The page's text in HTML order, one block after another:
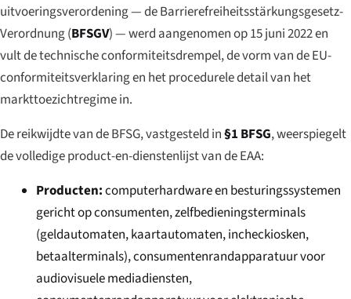
uitvoeringsverordening — deBarrierefreiheitsstärkungsgesetz-
Verordnung(BFSGV) — werd aangenomen op 15 juni 2022 en
vult de technische conformiteitsdrempel, de vorm van de EU-
conformiteitsverklaring en het procedurele detail van het
markttoezichtregime in.
De reikwijdte van de BFSG, vastgesteld in§1 BFSG, weerspiegelt
de volledige product-en-dienstenlijst van de EAA:
Producten:computerhardware en besturingssystemen
gericht op consumenten, zelfbedieningsterminals
(geldautomaten, kaartautomaten, incheckiosken,
betaalterminals), consumentenrandapparatuur voor
audiovisuele mediadiensten,